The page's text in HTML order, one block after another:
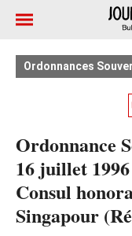
Ordonnances
Ordonnance
16 juillet
Consul
Singapour